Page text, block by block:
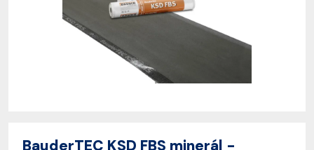
BauderTEC KSD FBS minerál -